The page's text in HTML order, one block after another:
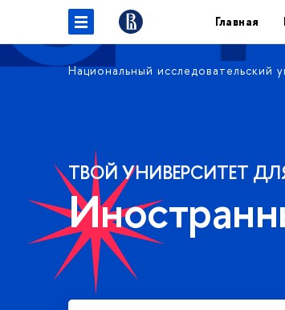
Главная
Национальный исследовательский
ТВОЙ УНИВЕРСИТЕТ